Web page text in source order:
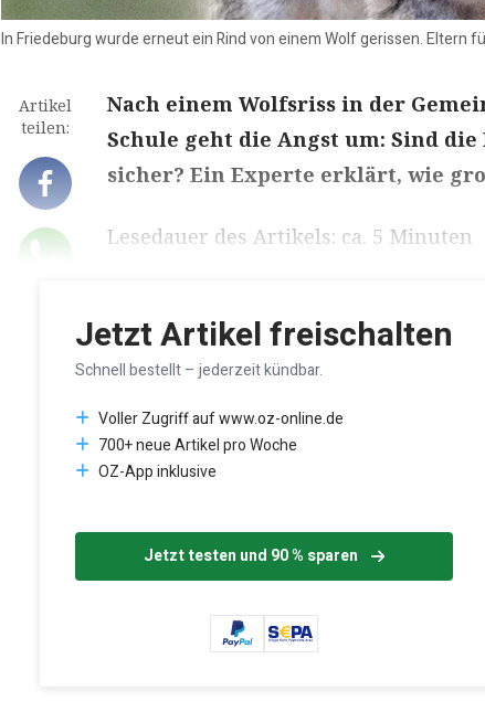
In Friedeburg wurde erneut ein Rind von einem Wolf gerissen. Eltern
Artikel
teilen:
Nach einem Wolfsriss in der
Schule geht die Angst um: Sind
sicher? Ein Experte erklärt, wie
Lesedauer des Artikels: ca. 5 Minuten
Jetzt Artikel freischalten
Schnell bestellt – jederzeit kündbar.
Voller Zugriff auf www.oz-online.de
700+ neue Artikel pro Woche
OZ-App inklusive
Jetzt testen und 90 % sparen